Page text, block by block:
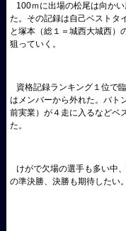
100ｍに出場の松尾は向か
た。その記録は自己ベストタ
と塚本（総１＝城西大城西）
狙っていく。
資格記録ランキング１位で
はメンバーから外れた。バト
前実業）が４走に入るなどベ
た。
けがで欠場の選手も多い中
の準決勝、決勝も期待したい。